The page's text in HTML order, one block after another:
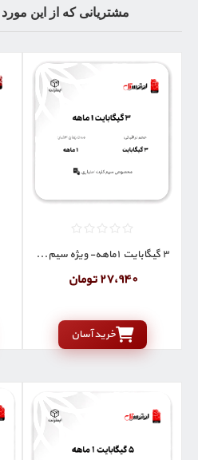
مشتریانی که از این
3 گیگابایت 1ماهه- ویژه سیم کارت اعتباری
27٬940 تومان
خرید آسان